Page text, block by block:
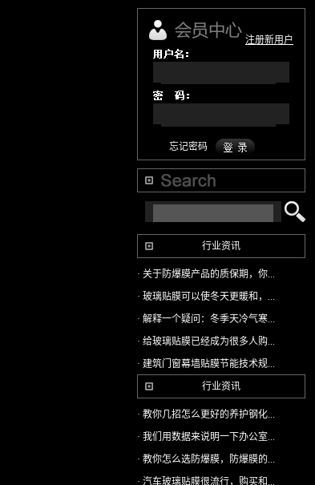
注册新用户
忘记密码
行业资讯
· 关于防爆膜产品的质保期，你...
· 玻璃贴膜可以使冬天更暖和，...
· 解释一个疑问：冬季天冷气寒...
· 给玻璃贴膜已经成为很多人购...
· 建筑门窗幕墙贴膜节能技术规...
行业资讯
· 教你几招怎么更好的养护钢化...
· 我们用数据来说明一下办公室...
· 教你怎么选防爆膜，防爆膜的...
· 汽车玻璃贴膜很流行，购买和...